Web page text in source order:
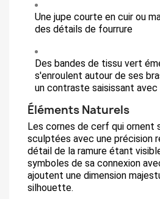
Une jupe courte en cuir ou
des détails de fourrure
Des bandes de tissu vert
s'enroulent autour de ses
un contraste saisissant
Éléments Naturels
Les cornes de cerf qui ornent
sculptées avec une précision
détail de la ramure étant
symboles de sa connexion
ajoutent une dimension
silhouette.